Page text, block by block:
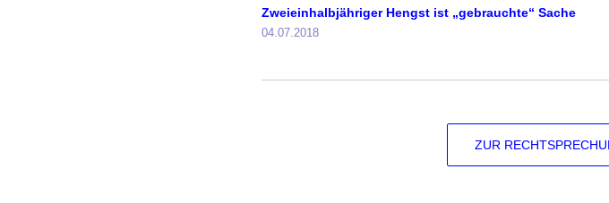
Zweieinhalbjähriger Hengst ist „gebrauchte“ Sache
04.07.2018
ZUR